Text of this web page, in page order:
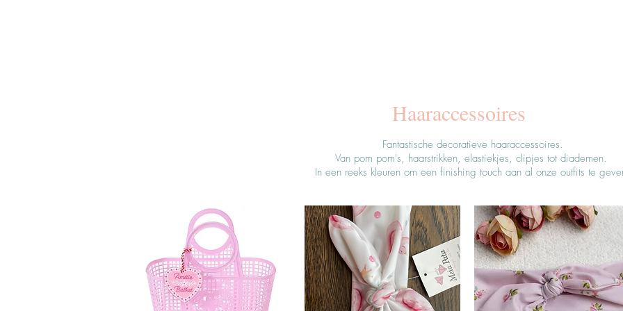
Haaraccessoires
Fantastische decoratieve haaraccessoires.
Van pom pom's, haarstrikken, elastiekjes, clipjes tot diademen.
In een reeks kleuren om een finishing touch aan al onze outfits te